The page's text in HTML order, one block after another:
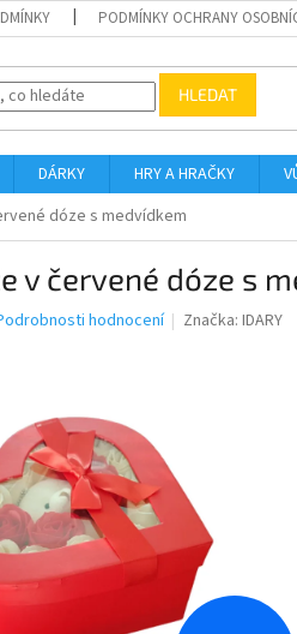
PODMÍNKY OCHRANY
HLEDAT
DÁRKY HRY A HRAČKY
dóze s medvídkem
v červené dóze s
hodnocení Značka:IDARY